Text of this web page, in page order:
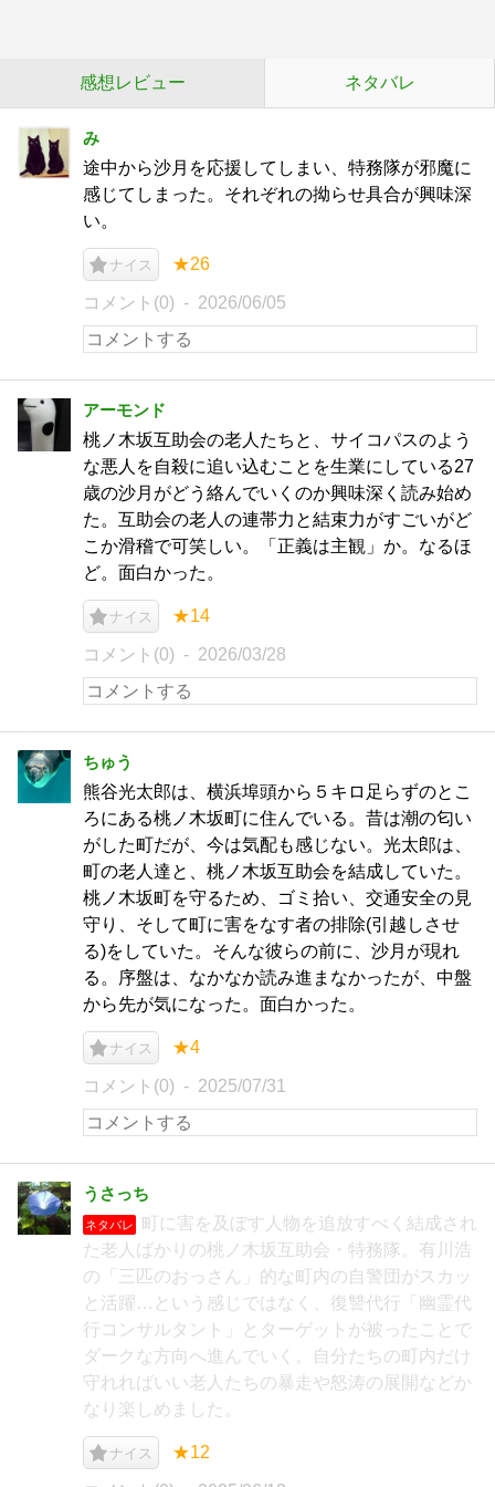
感想レビュー ネタバレ
み
途中から沙月を応援してしまい、特務隊が邪魔に
感じてしまった。それぞれの拗らせ具合が興味深
い。
ナイス ★26
コメント(0) 2026/06/05
アーモンド
桃ノ木坂互助会の老人たちと、サイコパスのよう
な悪人を自殺に追い込むことを生業にしている27
歳の沙月がどう絡んでいくのか興味深く読み始め
た。互助会の老人の連帯力と結束力がすごいがど
こか滑稽で可笑しい。「正義は主観」か。なるほ
ど。面白かった。
ナイス ★14
コメント(0) 2026/03/28
ちゅう
熊谷光太郎は、横浜埠頭から５キロ足らずのとこ
ろにある桃ノ木坂町に住んでいる。昔は潮の匂い
がした町だが、今は気配も感じない。光太郎は、
町の老人達と、桃ノ木坂互助会を結成していた。
桃ノ木坂町を守るため、ゴミ拾い、交通安全の見
守り、そして町に害をなす者の排除(引越しさせ
る)をしていた。そんな彼らの前に、沙月が現れ
る。序盤は、なかなか読み進まなかったが、中盤
から先が気になった。面白かった。
ナイス ★4
コメント(0) 2025/07/31
うさっち
ネタバレ
町に害を及ぼす人物を追放すべく結成され
た老人ばかりの桃ノ木坂互助会・特務隊。有川浩
の「三匹のおっさん」的な町内の自警団がスカッ
と活躍…という感じではなく、復讐代行「幽霊代
行コンサルタント」とターゲットが被ったことで
ダークな方向へ進んでいく。自分たちの町内だけ
守れればいい老人たちの暴走や怒涛の展開などか
なり楽しめました。
ナイス ★12